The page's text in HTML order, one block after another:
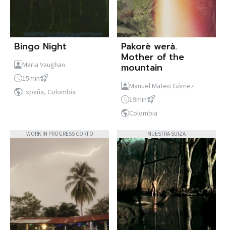
Bingo Night
Maria Vaughan
15min
España, Colombia
Pakorè werà.
Mother of the
mountain
Manuel Mateo Gómez
19min
Colombia
WORK IN PROGRESS CORTO MUESTRA SUIZA